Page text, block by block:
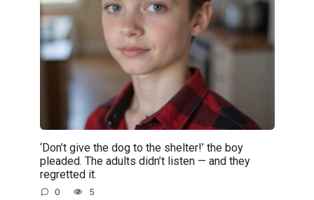
‘Don’t give the dog to the shelter!’ the boy
pleaded. The adults didn’t listen — and they
regretted it.
0 5